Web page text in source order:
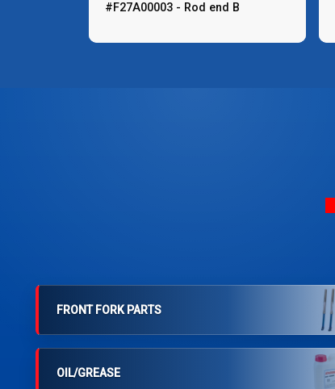
#F27A00003 - Rod end B
FRONT FORK PARTS
OIL/GREASE